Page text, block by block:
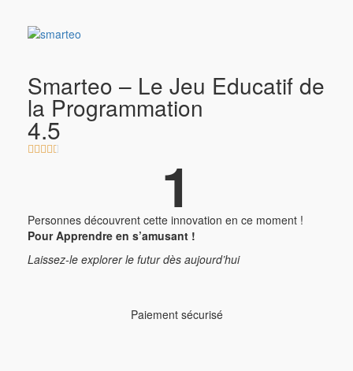
Smarteo – Le Jeu Educatif de
la Programmation
4.5
 1
Personnes découvrent cette innovation en ce moment !
Pour Apprendre en s’amusant !
Laissez-le explorer le futur dès aujourd’hui
Paiement sécurisé